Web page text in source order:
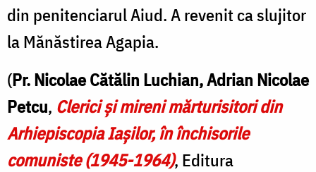
din penitenciarul Aiud. A revenit ca slujitor
la Mănăstirea Agapia.
(Pr. Nicolae Cătălin Luchian, Adrian Nicolae
Petcu, Clerici şi mireni mărturisitori din
Arhiepiscopia Iaşilor, în închisorile
comuniste (1945-1964), Editura